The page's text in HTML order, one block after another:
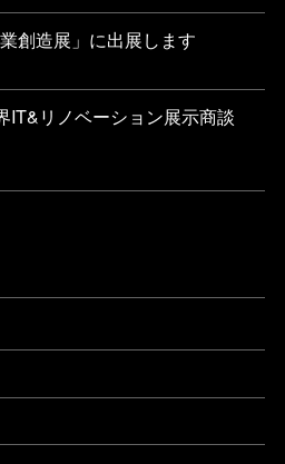
創造展」に出展します
IT&リノベーション展⽰商談